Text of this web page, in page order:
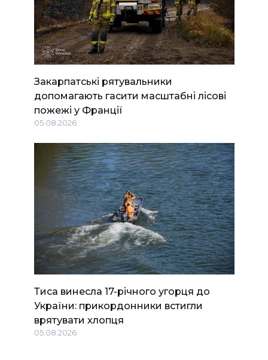
Закарпатські рятувальники
допомагають гасити масштабні лісові
пожежі у Франції
05.08.2026
Тиса винесла 17-річного угорця до
України: прикордонники встигли
врятувати хлопця
05.08.2026